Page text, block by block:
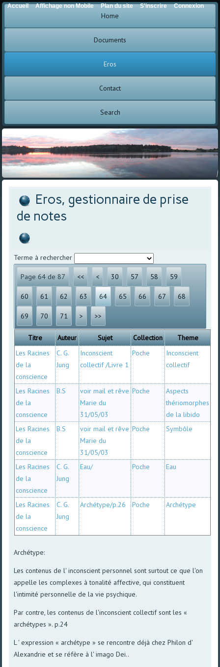
Home
Documents
Eros
Contact
Search
Eros, gestionnaire de prise
de notes
Terme à rechercher
Page 64 de 87 << < 30 57 58 59
60 61 62 63 64 65 66 67 68
69 70 71 > >>
Titre Auteur Sujet Collection
Theme
Les Racines
de la
conscience
C. G.
Jung
Inconscient
collectif /Livre 1
Poche
Inconscient
collectif
Les Racines
de la
conscience
B.S
voir mail et rêve
Marie du
31/05/03
Poche
Aspects
thériomorphes
de la libido
Les Racines
de la
conscience
B.S
voir mail et rêve
Marie du
31/05/03
Poche Symbôle
Les Racines
de la
conscience
C. G.
Jung
Eau/ Poche Eau
Les Racines
de la
conscience
C. G.
Jung
Archétype/p.26 Poche Archétype
Archétype:
Les contenus de l' inconscient personnel sont surtout ce que l'on
appelle les complexes à tonalité affective, qui constituent
l'intimité personnelle de la vie psychique.
Par contre, les contenus de l'inconscient collectif sont les «
archétypes ». p.24
L ' expression « archétype » se rencontre déjà chez Philon d'
Alexandrie et se réfère à l' imago Dei..
Accueil Affichage non Mobile Plan du site S'inscrire Connexion